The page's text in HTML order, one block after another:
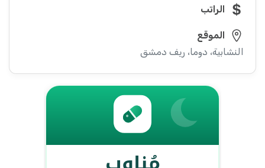
الراتب
الموقع
النشابية، دوما، ريف دمشق